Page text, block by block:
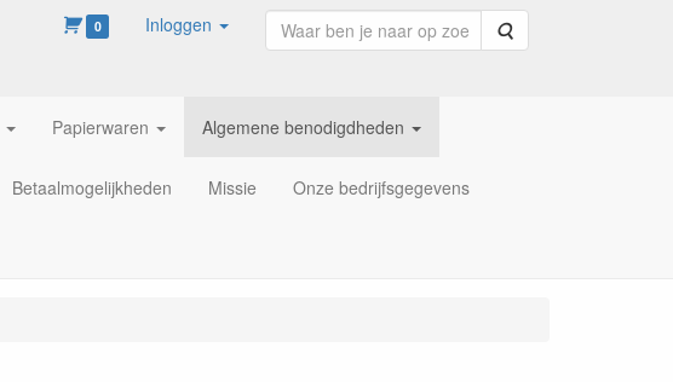
0 Inloggen Zoeken
Papierwaren Algemene benodigdheden
Betaalmogelijkheden Missie Onze bedrijfsgegevens